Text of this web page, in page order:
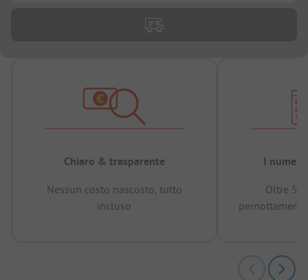
Chiaro & trasparente
Nessun costo nascosto, tutto
incluso
I numeri
Oltre